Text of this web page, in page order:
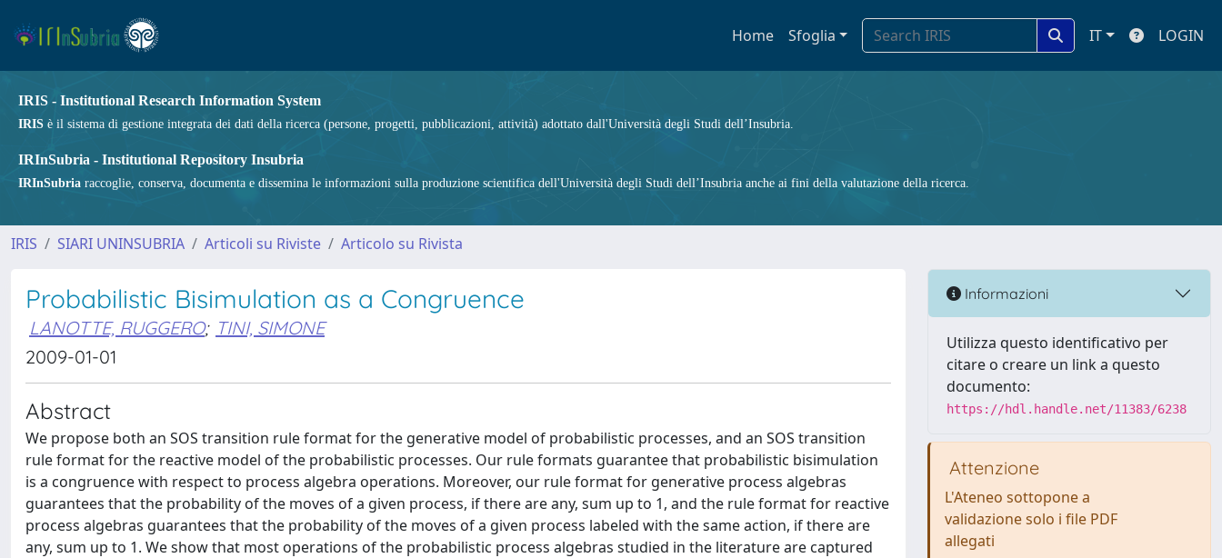
Home Sfoglia IT LOGIN
IRIS - Institutional Research Information System
IRIS è il sistema di gestione integrata dei dati della ricerca (persone, progetti, pubblicazioni, attività) adottato dall'Università degli Studi dell’Insubria.
IRInSubria - Institutional Repository Insubria
IRInSubria raccoglie, conserva, documenta e dissemina le informazioni sulla produzione scientifica dell'Università degli Studi dell’Insubria anche ai fini della valutazione della ricerca.
IRIS SIARI UNINSUBRIA Articoli su Riviste Articolo su Rivista
Probabilistic Bisimulation as a Congruence
LANOTTE, RUGGERO; TINI, SIMONE
2009-01-01
Abstract
We propose both an SOS transition rule format for the generative model of probabilistic processes, and an SOS transition
rule format for the reactive model of the probabilistic processes. Our rule formats guarantee that probabilistic bisimulation
is a congruence with respect to process algebra operations. Moreover, our rule format for generative process algebras
guarantees that the probability of the moves of a given process, if there are any, sum up to 1, and the rule format for reactive
process algebras guarantees that the probability of the moves of a given process labeled with the same action, if there are
any, sum up to 1. We show that most operations of the probabilistic process algebras studied in the literature are captured
Informazioni
Utilizza questo identificativo per
citare o creare un link a questo
documento:
https://hdl.handle.net/11383/6238
Attenzione
L'Ateneo sottopone a
validazione solo i file PDF
allegati